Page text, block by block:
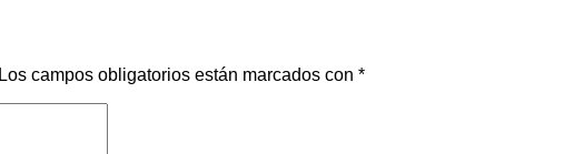
Los campos obligatorios están marcados con *